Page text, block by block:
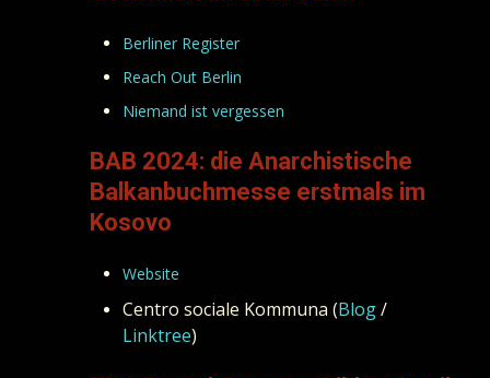
Berliner Register
Reach Out Berlin
Niemand ist vergessen
BAB 2024: die Anarchistische
Balkanbuchmesse erstmals im
Kosovo
Website
Centro sociale Kommuna (Blog/
Linktree)